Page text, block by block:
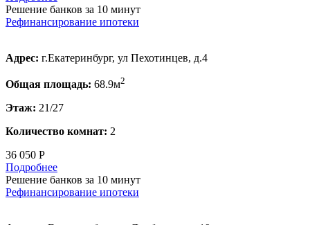
Решение банков за 10 минут
Рефинансирование ипотеки
Адрес: г.Екатеринбург, ул Пехотинцев, д.4
Общая площадь: 68.9м2
Этаж: 21/27
Количество комнат: 2
36 050 Р
Подробнее
Решение банков за 10 минут
Рефинансирование ипотеки